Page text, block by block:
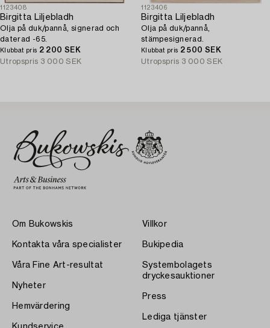
1123408
Birgitta Liljebladh
Olja på duk/pannå, signerad och
daterad -65.
Klubbat pris 2 200 SEK
Utropspris 3 000 SEK
1123406
Birgitta Liljebladh
Olja på duk/pannå,
stämpesignerad.
Klubbat pris 2 500 SEK
Utropspris 3 000 SEK
Om Bukowskis
Kontakta våra specialister
Våra Fine Art-resultat
Nyheter
Hemvärdering
Villkor
Bukipedia
Systembolagets
dryckesauktioner
Press
Lediga tjänster